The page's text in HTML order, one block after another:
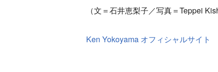
（文＝石井恵梨子／写真＝Teppei
Ken Yokoyama オフィシャルサイト